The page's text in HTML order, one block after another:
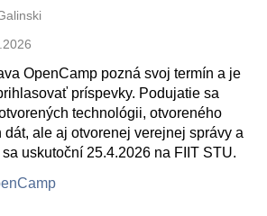
OpenCamp pozná svoj termín a je
príspevky. Podujatie sa
technológii, otvoreného
dát, ale aj otvorenej verejnej správy a
uskutoční 25.4.2026 na FIIT STU.